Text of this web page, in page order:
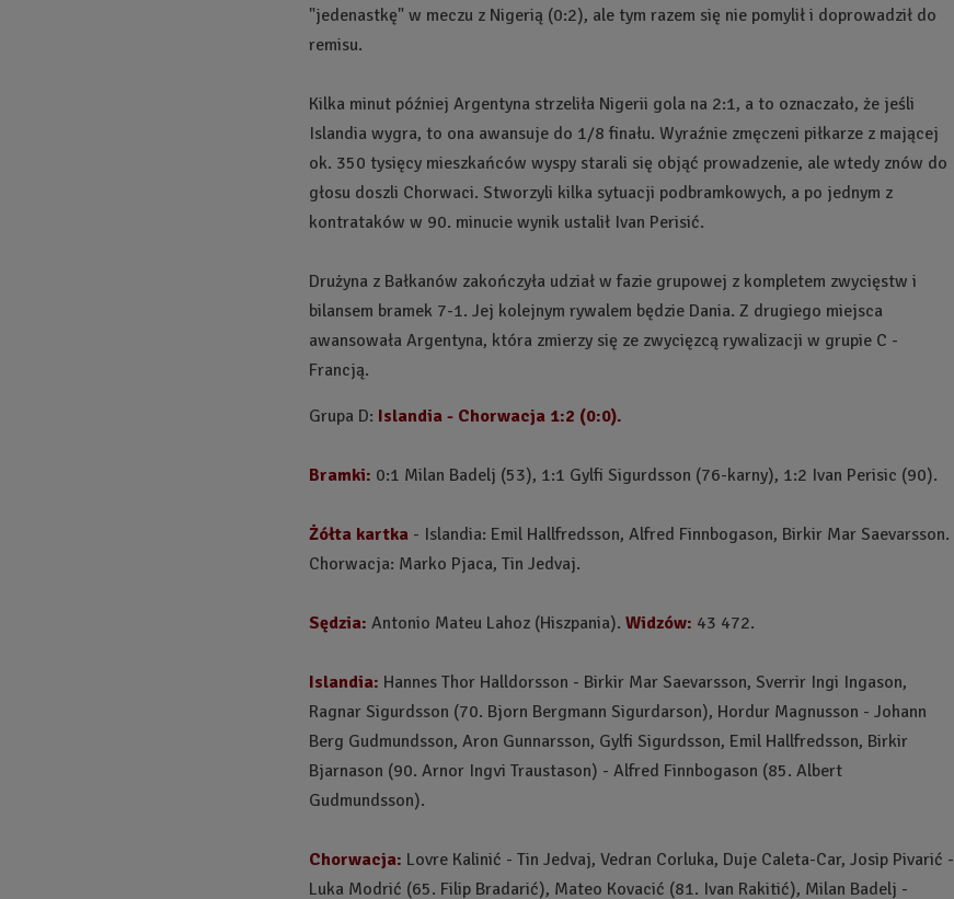
"jedenastkę" w meczu z Nigerią (0:2), ale tym razem się nie pomylił i doprowadził do
remisu.
Kilka minut później Argentyna strzeliła Nigerii gola na 2:1, a to oznaczało, że jeśli
Islandia wygra, to ona awansuje do 1/8 finału. Wyraźnie zmęczeni piłkarze z mającej
ok. 350 tysięcy mieszkańców wyspy starali się objąć prowadzenie, ale wtedy znów do
głosu doszli Chorwaci. Stworzyli kilka sytuacji podbramkowych, a po jednym z
kontrataków w 90. minucie wynik ustalił Ivan Perisić.
Drużyna z Bałkanów zakończyła udział w fazie grupowej z kompletem zwycięstw i
bilansem bramek 7-1. Jej kolejnym rywalem będzie Dania. Z drugiego miejsca
awansowała Argentyna, która zmierzy się ze zwycięzcą rywalizacji w grupie C -
Francją.
Grupa D: Islandia - Chorwacja 1:2 (0:0).
Bramki: 0:1 Milan Badelj (53), 1:1 Gylfi Sigurdsson (76-karny), 1:2 Ivan Perisic (90).
Żółta kartka - Islandia: Emil Hallfredsson, Alfred Finnbogason, Birkir Mar Saevarsson.
Chorwacja: Marko Pjaca, Tin Jedvaj.
Sędzia: Antonio Mateu Lahoz (Hiszpania). Widzów: 43 472.
Islandia: Hannes Thor Halldorsson - Birkir Mar Saevarsson, Sverrir Ingi Ingason,
Ragnar Sigurdsson (70. Bjorn Bergmann Sigurdarson), Hordur Magnusson - Johann
Berg Gudmundsson, Aron Gunnarsson, Gylfi Sigurdsson, Emil Hallfredsson, Birkir
Bjarnason (90. Arnor Ingvi Traustason) - Alfred Finnbogason (85. Albert
Gudmundsson).
Chorwacja: Lovre Kalinić - Tin Jedvaj, Vedran Corluka, Duje Caleta-Car, Josip Pivarić -
Luka Modrić (65. Filip Bradarić), Mateo Kovacić (81. Ivan Rakitić), Milan Badelj -